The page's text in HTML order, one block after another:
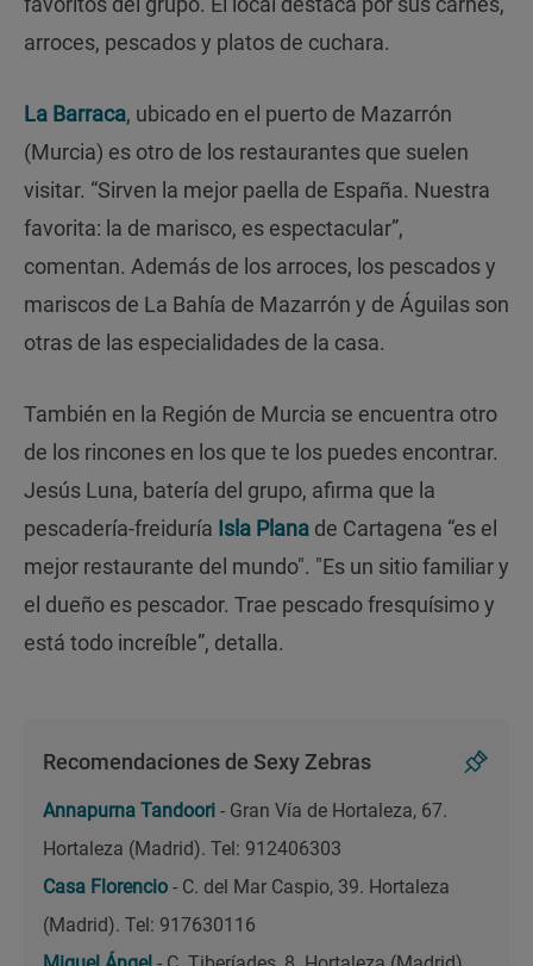
arroces, pescados y platos de cuchara.
La Barraca, ubicado en el puerto de Mazarrón
(Murcia) es otro de los restaurantes que suelen
visitar. “Sirven la mejor paella de España. Nuestra
favorita: la de marisco, es espectacular”,
comentan. Además de los arroces, los pescados y
mariscos de La Bahía de Mazarrón y de Águilas son
otras de las especialidades de la casa.
También en la Región de Murcia se encuentra otro
de los rincones en los que te los puedes encontrar.
Jesús Luna, batería del grupo, afirma que la
pescadería-freiduría Isla Plana de Cartagena “es el
mejor restaurante del mundo". "Es un sitio familiar y
el dueño es pescador. Trae pescado fresquísimo y
está todo increíble”, detalla.
Recomendaciones de Sexy Zebras
Annapurna Tandoori - Gran Vía de Hortaleza, 67.
Hortaleza (Madrid). Tel: 912406303
Casa Florencio - C. del Mar Caspio, 39. Hortaleza
(Madrid). Tel: 917630116